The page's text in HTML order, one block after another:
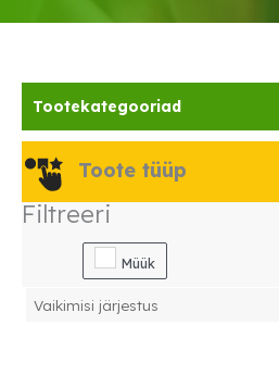
Tootekategooriad
Toote tüüp
Filtreeri
Müük